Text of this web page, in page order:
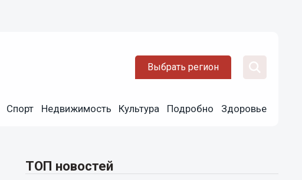
Выбрать регион
Спорт Недвижимость Культура Подробно Здоровье
ТОП новостей